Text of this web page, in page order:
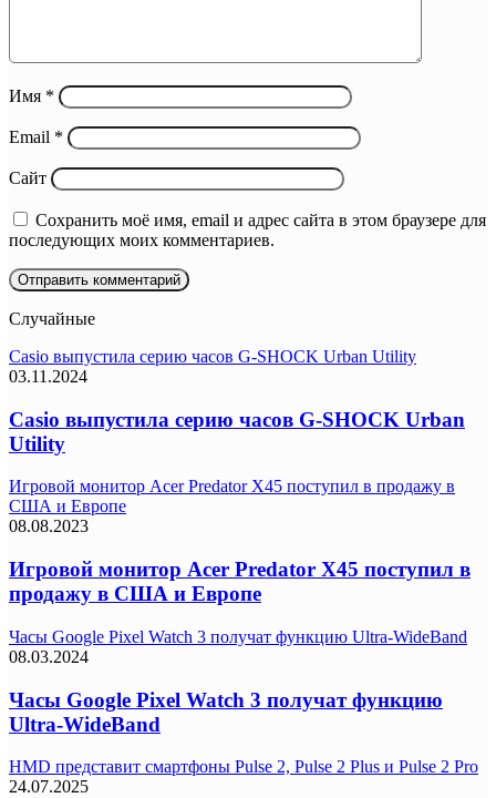
Имя *
Email *
Сайт
Сохранить моё имя, email и адрес сайта в этом браузере для
последующих моих комментариев.
Случайные
Casio выпустила серию часов G-SHOCK Urban Utility
03.11.2024
Casio выпустила серию часов G-SHOCK Urban
Utility
Игровой монитор Acer Predator X45 поступил в продажу в
США и Европе
08.08.2023
Игровой монитор Acer Predator X45 поступил в
продажу в США и Европе
Часы Google Pixel Watch 3 получат функцию Ultra-WideBand
08.03.2024
Часы Google Pixel Watch 3 получат функцию
Ultra-WideBand
HMD представит смартфоны Pulse 2, Pulse 2 Plus и Pulse 2 Pro
24.07.2025